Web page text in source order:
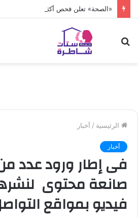
«الصحة» تعلن فحص أكثر من 10 ملايين طفل
الرئيسية / أخبار
أخبار
فى إطار ورود عدد
صانعة محتوى
فيديو بمواقع